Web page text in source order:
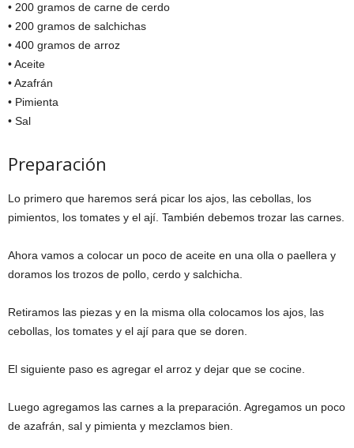
• 200 gramos de carne de cerdo
• 200 gramos de salchichas
• 400 gramos de arroz
• Aceite
• Azafrán
• Pimienta
• Sal
Preparación
Lo primero que haremos será picar los ajos, las cebollas, los
pimientos, los tomates y el ají. También debemos trozar las carnes.
Ahora vamos a colocar un poco de aceite en una olla o paellera y
doramos los trozos de pollo, cerdo y salchicha.
Retiramos las piezas y en la misma olla colocamos los ajos, las
cebollas, los tomates y el ají para que se doren.
El siguiente paso es agregar el arroz y dejar que se cocine.
Luego agregamos las carnes a la preparación. Agregamos un poco
de azafrán, sal y pimienta y mezclamos bien.